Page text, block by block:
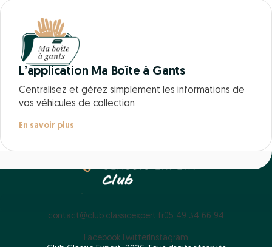
L’application Ma Boîte à Gants
Centralisez et gérez simplement les informations de
vos véhicules de collection
En savoir plus
contact@club.classicexpert.fr05 49 34 66 94
Facebook TwitterInstagram